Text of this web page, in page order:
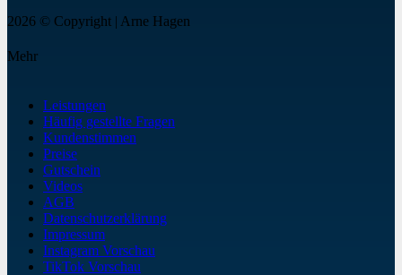
2026 © Copyright | Arne Hagen
Mehr
Leistungen
Häufig gestellte Fragen
Kundenstimmen
Preise
Gutschein
Videos
AGB
Datenschutzerklärung
Impressum
Instagram Vorschau
TikTok Vorschau